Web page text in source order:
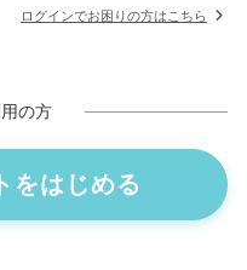
ログインでお困りの方はこちら
の方
をはじめる